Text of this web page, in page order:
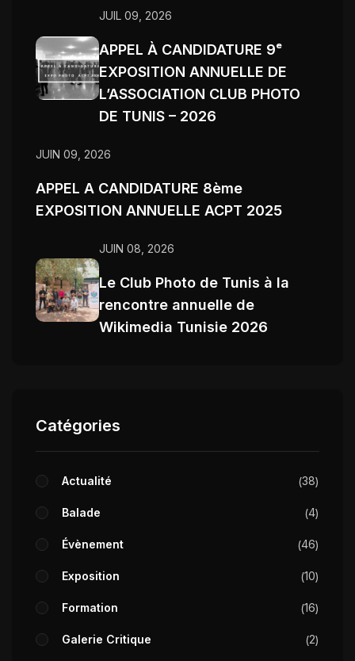
JUIL 09, 2026
APPEL À CANDIDATURE 9ᵉ
EXPOSITION ANNUELLE DE
L’ASSOCIATION CLUB PHOTO
DE TUNIS – 2026
JUIN 09, 2026
APPEL A CANDIDATURE 8ème
EXPOSITION ANNUELLE ACPT 2025
JUIN 08, 2026
Le Club Photo de Tunis à la
rencontre annuelle de
Wikimedia Tunisie 2026
Catégories
Actualité 38
Balade 4
Évènement 46
Exposition 10
Formation 16
Galerie Critique 2